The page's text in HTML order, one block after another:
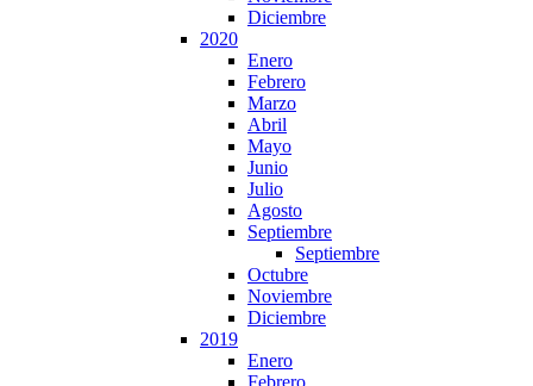
Diciembre
2020
Enero
Febrero
Marzo
Abril
Mayo
Junio
Julio
Agosto
Septiembre
Septiembre
Octubre
Noviembre
Diciembre
2019
Enero
Febrero